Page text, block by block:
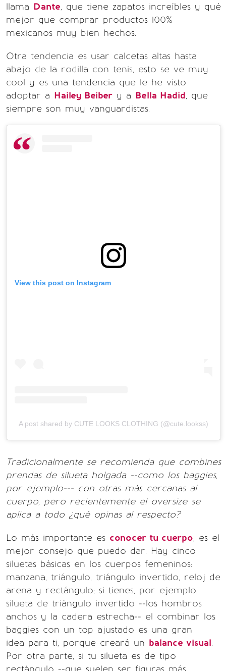
llama Dante, que tiene zapatos increíbles y qué
mejor que comprar productos 100%
mexicanos muy bien hechos.
Otra tendencia es usar calcetas altas hasta
abajo de la rodilla con tenis, esto se ve muy
cool y es una tendencia que le he visto
adoptar a Hailey Beiber y a Bella Hadid, que
siempre son muy vanguardistas.
View this post on Instagram
A post shared by CUTE LOOKS CLOTHING (@cute.lookss)
Tradicionalmente se recomienda que combines
prendas de silueta holgada --como los baggies,
por ejemplo--- con otras más cercanas al
cuerpo, pero recientemente el oversize se
aplica a todo ¿qué opinas al respecto?
Lo más importante es conocer tu cuerpo, es el
mejor consejo que puedo dar. Hay cinco
siluetas básicas en los cuerpos femeninos:
manzana, triángulo, triángulo invertido, reloj de
arena y rectángulo; si tienes, por ejemplo,
silueta de triángulo invertido --los hombros
anchos y la cadera estrecha-- el combinar los
baggies con un top ajustado es una gran
idea para ti, porque creará un balance visual.
Por otra parte, si tu silueta es de tipo